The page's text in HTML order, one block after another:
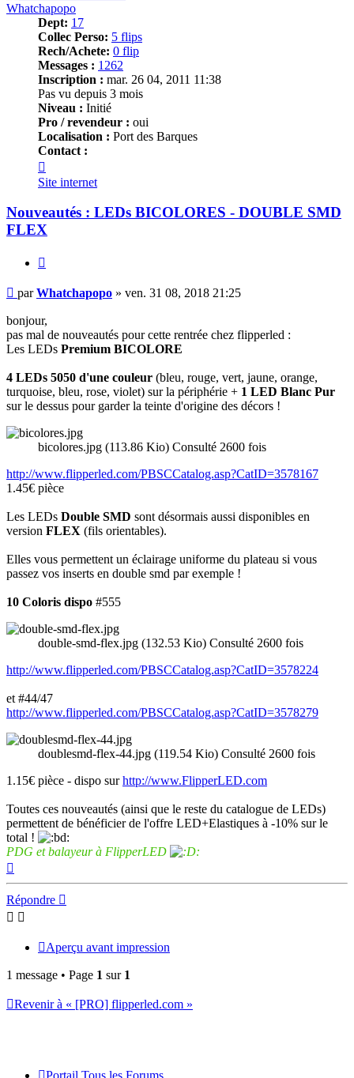
Whatchapopo
Dept: 17
Collec Perso: 5 flips
Rech/Achete: 0 flip
Messages : 1262
Inscription : mar. 26 04, 2011 11:38
Pas vu depuis 3 mois
Niveau : Initié
Pro / revendeur : oui
Localisation : Port des Barques
Contact :
Whatchapopo
Site internet
Nouveautés : LEDs BICOLORES - DOUBLE SMD
FLEX
Message
parWhatchapopo » ven. 31 08, 2018 21:25
bonjour,
pas mal de nouveautés pour cette rentrée chez flipperled :
Les LEDs Premium BICOLORE
4 LEDs 5050 d'une couleur (bleu, rouge, vert, jaune, orange,
turquoise, bleu, rose, violet) sur la périphérie + 1 LED Blanc Pur
sur le dessus pour garder la teinte d'origine des décors !
bicolores.jpg (113.86 Kio) Consulté 2600 fois
http://www.flipperled.com/PBSCCatalog.asp?CatID=3578167
1.45€ pièce
Les LEDs Double SMD sont désormais aussi disponibles en
version FLEX (fils orientables).
Elles vous permettent un éclairage uniforme du plateau si vous
passez vos inserts en double smd par exemple !
10 Coloris dispo #555
double-smd-flex.jpg (132.53 Kio) Consulté 2600 fois
http://www.flipperled.com/PBSCCatalog.asp?CatID=3578224
et #44/47
http://www.flipperled.com/PBSCCatalog.asp?CatID=3578279
doublesmd-flex-44.jpg (119.54 Kio) Consulté 2600 fois
1.15€ pièce - dispo surhttp://www.FlipperLED.com
Toutes ces nouveautés (ainsi que le reste du catalogue de LEDs)
permettent de bénéficier de l'offre LED+Elastiques à -10% sur le
total !
PDG et balayeur à FlipperLED
Répondre
Aperçu avant impression
1 message • Page 1 sur 1
Revenir à « [PRO] flipperled.com »
Portail Tous les Forums